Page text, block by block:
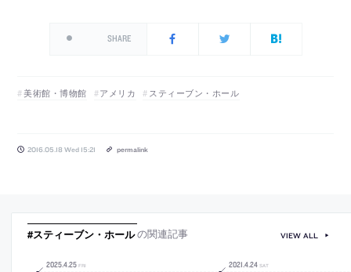
SHARE
美術館・博物館 アメリカ スティーブン・ホール
2016.05.18 Wed 15:21 permalink
#スティーブン・ホールの関連記事
2025.4.25 FRI 2021 4.24 SAT
VIEW ALL